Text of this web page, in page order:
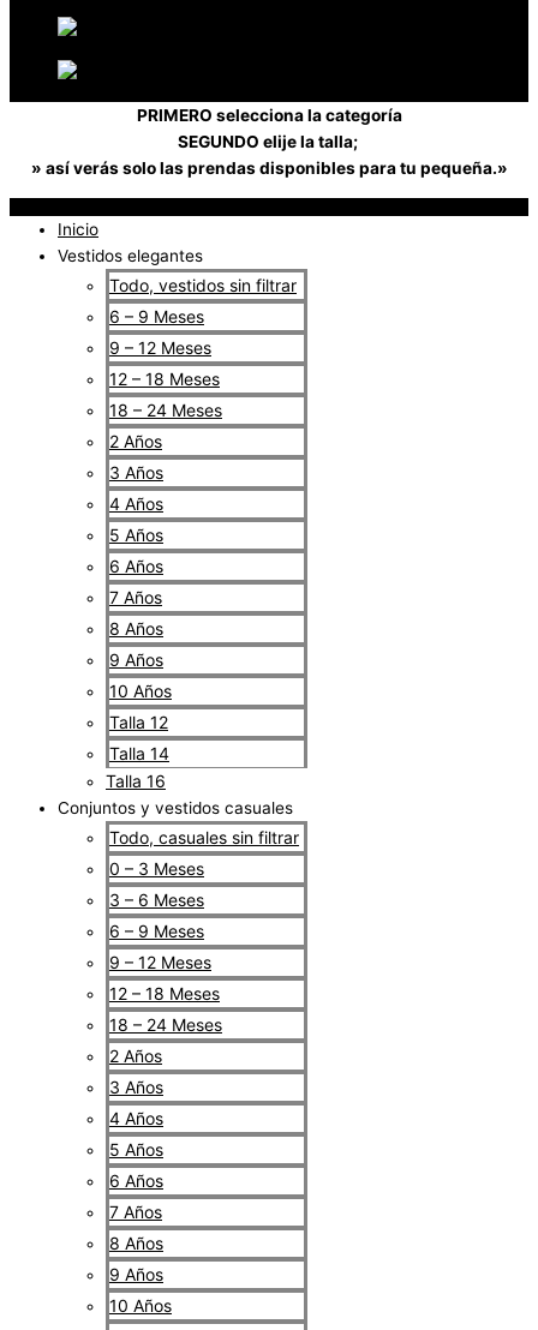
PRIMERO selecciona la categoría
SEGUNDO elije la talla;
» así verás solo las prendas disponibles para tu pequeña.»
Inicio
Vestidos elegantes
Todo, vestidos sin filtrar
6 – 9 Meses
9 – 12 Meses
12 – 18 Meses
18 – 24 Meses
2 Años
3 Años
4 Años
5 Años
6 Años
7 Años
8 Años
9 Años
10 Años
Talla 12
Talla 14
Talla 16
Conjuntos y vestidos casuales
Todo, casuales sin filtrar
0 – 3 Meses
3 – 6 Meses
6 – 9 Meses
9 – 12 Meses
12 – 18 Meses
18 – 24 Meses
2 Años
3 Años
4 Años
5 Años
6 Años
7 Años
8 Años
9 Años
10 Años